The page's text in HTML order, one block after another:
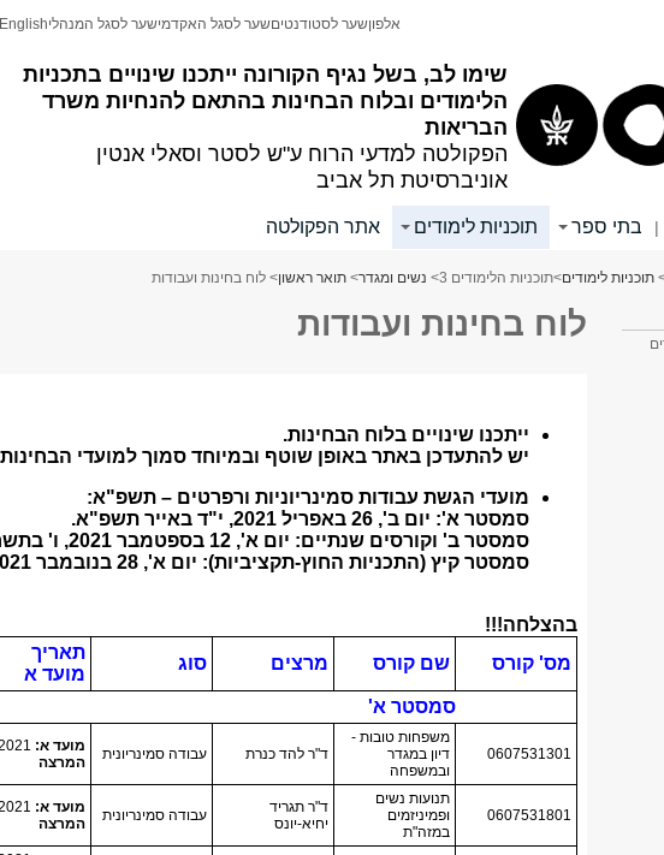
שימו לב, בשל נגיף הקורונה ייתכנו שינויים בתכניות
הלימודים ובלוח הבחינות בהתאם להנחיות משרד
הבריאות
הפקולטה למדעי הרוח ע"ש לסטר וסאלי אנטין
אוניברסיטת תל אביב
אלפוןשער לסטודנטיםשער לסגל האקדמישער לסגל המנהליEnglish
| בתי ספר תוכניות לימודים אתר הפקולטה
תוכניות לימודים>תוכניות הלימודים 3 > נשים ומגדר> תואר ראשון> לוח בחינות ועבודות
לוח בחינות ועבודות